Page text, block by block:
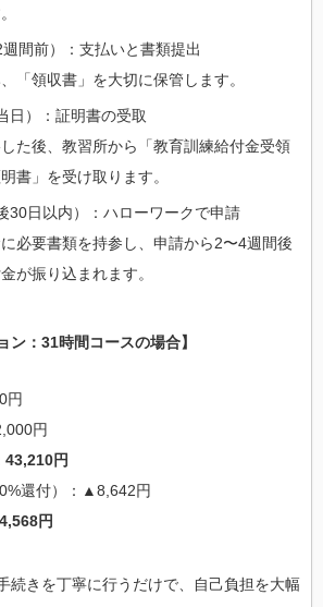
間前）：支払いと書類提出
「領収書」を大切に保管します。
日）：証明書の受取
た後、教習所から「教育訓練給付金受領
書」を受け取ります。
30日以内）：ハローワークで申請
必要書類を持参し、申請から2〜4週間後
が振り込まれます。
ン：31時間コースの場合】
円
円
43,210円
還付）：▲8,642円
円
続きを丁寧に行うだけで、自己負担を大幅